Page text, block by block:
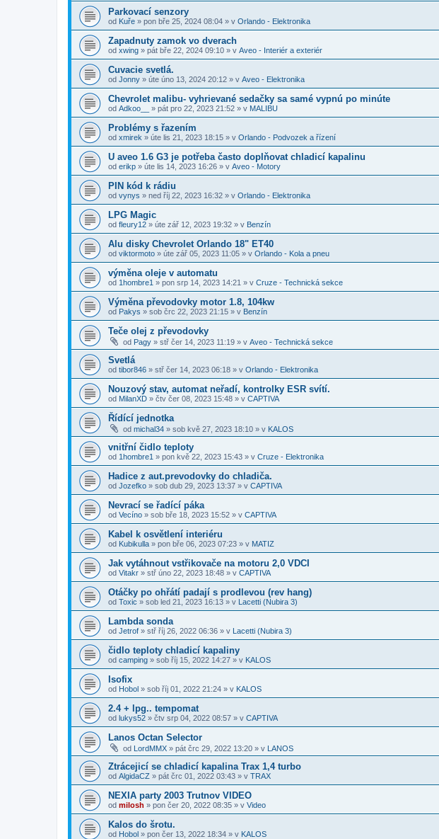
Parkovací senzory
od Kuře » pon bře 25, 2024 08:04 » v Orlando - Elektronika
Zapadnuty zamok vo dverach
od xwing » pát bře 22, 2024 09:10 » v Aveo - Interiér a exteriér
Cuvacie svetlá.
od Jonny » úte úno 13, 2024 20:12 » v Aveo - Elektronika
Chevrolet malibu- vyhrievané sedačky sa samé vypnú po minúte
od Adkoo__ » pát pro 22, 2023 21:52 » v MALIBU
Problémy s řazením
od xmirek » úte lis 21, 2023 18:15 » v Orlando - Podvozek a řízení
U aveo 1.6 G3 je potřeba často doplňovat chladicí kapalinu
od erikp » úte lis 14, 2023 16:26 » v Aveo - Motory
PIN kód k rádiu
od vynys » ned říj 22, 2023 16:32 » v Orlando - Elektronika
LPG Magic
od fleury12 » úte zář 12, 2023 19:32 » v Benzín
Alu disky Chevrolet Orlando 18" ET40
od viktormoto » úte zář 05, 2023 11:05 » v Orlando - Kola a pneu
výměna oleje v automatu
od 1hombre1 » pon srp 14, 2023 14:21 » v Cruze - Technická sekce
Výměna převodovky motor 1.8, 104kw
od Pakys » sob črc 22, 2023 21:15 » v Benzín
Teče olej z převodovky
od Pagy » stř čer 14, 2023 11:19 » v Aveo - Technická sekce
Svetlá
od tibor846 » stř čer 14, 2023 06:18 » v Orlando - Elektronika
Nouzový stav, automat neřadí, kontrolky ESR svítí.
od MilanXD » čtv čer 08, 2023 15:48 » v CAPTIVA
Řídící jednotka
od michal34 » sob kvě 27, 2023 18:10 » v KALOS
vnitřní čidlo teploty
od 1hombre1 » pon kvě 22, 2023 15:43 » v Cruze - Elektronika
Hadice z aut.prevodovky do chladiča.
od Jozefko » sob dub 29, 2023 13:37 » v CAPTIVA
Nevrací se řadící páka
od Vecíno » sob bře 18, 2023 15:52 » v CAPTIVA
Kabel k osvětlení interiéru
od Kubikulla » pon bře 06, 2023 07:23 » v MATIZ
Jak vytáhnout vstřikovače na motoru 2,0 VDCI
od Vitakr » stř úno 22, 2023 18:48 » v CAPTIVA
Otáčky po ohřátí padají s prodlevou (rev hang)
od Toxic » sob led 21, 2023 16:13 » v Lacetti (Nubira 3)
Lambda sonda
od Jetrof » stř říj 26, 2022 06:36 » v Lacetti (Nubira 3)
čidlo teploty chladicí kapaliny
od camping » sob říj 15, 2022 14:27 » v KALOS
Isofix
od Hobol » sob říj 01, 2022 21:24 » v KALOS
2.4 + lpg.. tempomat
od lukys52 » čtv srp 04, 2022 08:57 » v CAPTIVA
Lanos Octan Selector
od LordMMX » pát črc 29, 2022 13:20 » v LANOS
Ztrácejicí se chladicí kapalina Trax 1,4 turbo
od AlgidaCZ » pát črc 01, 2022 03:43 » v TRAX
NEXIA party 2003 Trutnov VIDEO
od milosh » pon čer 20, 2022 08:35 » v Video
Kalos do šrotu.
od Hobol » pon čer 13, 2022 18:34 » v KALOS